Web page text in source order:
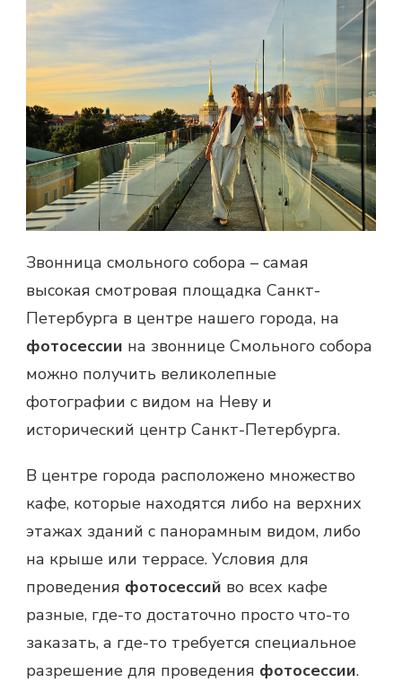
Звонница смольного собора – самая
высокая смотровая площадка Санкт-
Петербурга в центре нашего города, на
фотосессии на звоннице Смольного собора
можно получить великолепные
фотографии с видом на Неву и
исторический центр Санкт-Петербурга.
В центре города расположено множество
кафе, которые находятся либо на верхних
этажах зданий с панорамным видом, либо
на крыше или террасе. Условия для
проведения фотосессий во всех кафе
разные, где-то достаточно просто что-то
заказать, а где-то требуется специальное
разрешение для проведения фотосессии.